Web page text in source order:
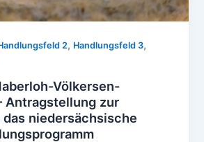
2, Handlungsfeld 3,
Völkersen-
Antragstellung zur
niedersächsische